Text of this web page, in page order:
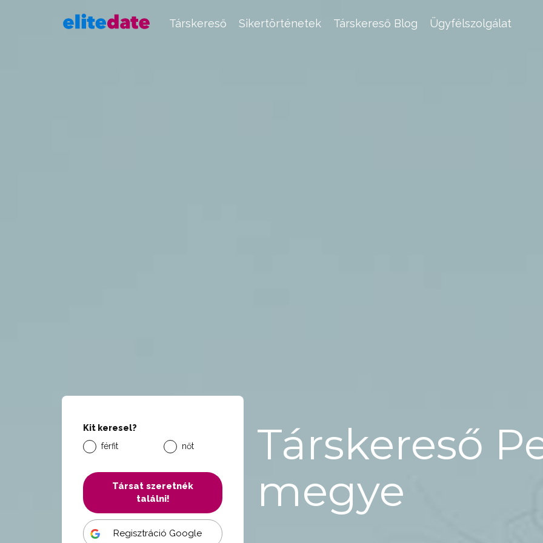
Társkereső Sikertörténetek Társkereső Blog Ügyfélszolgálat
Kit keresel?
férfit
nőt
Társat szeretnék
találni!
Regisztráció Google
Társkereső
megye